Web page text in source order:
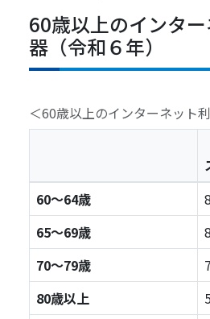
60歳以上のインタ
器（令和６年）
＜60歳以上のインターネット
60～64歳
65～69歳
70～79歳
80歳以上